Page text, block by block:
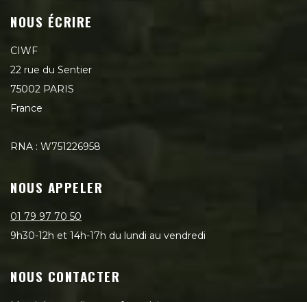
NOUS ÉCRIRE
CIWF
22 rue du Sentier
75002 PARIS
France
RNA : W751226958
NOUS APPELER
01 79 97 70 50
9h30-12h et 14h-17h du lundi au vendredi
NOUS CONTACTER